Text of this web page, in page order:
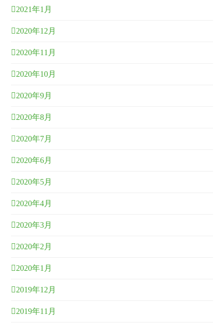
2021年1月
2020年12月
2020年11月
2020年10月
2020年9月
2020年8月
2020年7月
2020年6月
2020年5月
2020年4月
2020年3月
2020年2月
2020年1月
2019年12月
2019年11月